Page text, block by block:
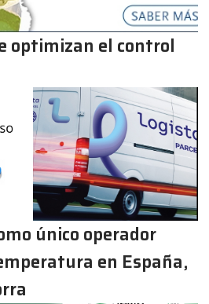
optimizan el control
único operador
en España,